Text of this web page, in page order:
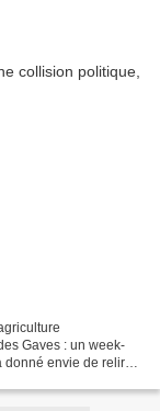
Gaves : un week-
donné envie de relire